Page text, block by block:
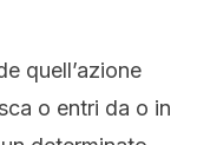
quell’azione
o entri da o in